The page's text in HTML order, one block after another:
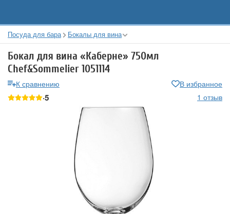
Посуда для бара Бокалы для вина
Бокал для вина «Каберне» 750мл
Chef&Sommelier 1051114
К сравнению В избранное
5 1 отзыв